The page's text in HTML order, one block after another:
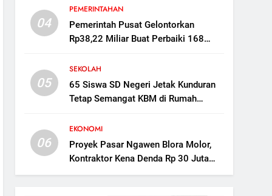
Dorong Ekonomi Desa
04
PEMERINTAHAN
Pemerintah Pusat Gelontorkan
Rp38,22 Miliar Buat Perbaiki 168
05
SEKOLAH
65 Siswa SD Negeri Jetak Kunduran
Tetap Semangat KBM di Rumah
06
EKONOMI
Proyek Pasar Ngawen Blora Molor,
Kontraktor Kena Denda Rp 30 Juta
per Hari